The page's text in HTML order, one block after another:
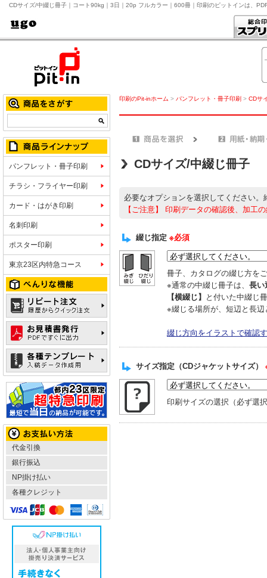
CDサイズ/中綴じ冊子｜コート90kg｜3日｜20p フルカラー｜600冊｜印刷のピットインは、
パンフレット・冊子印刷
チラシ・フライヤー印刷
カード・はがき印刷
名刺印刷
ポスター印刷
東京23区内特急コース
代金引換
銀行振込
NP掛け払い
各種クレジット
印刷のPit-inホーム > パンフレット・冊子印刷 > CDサ
CDサイズ/中綴じ冊子
必要なオプションを選択してください。
【ご注意】
印刷データの確認後、加工
綴じ指定 ※必須
冊子、カタログの綴じ方を
※通常の中綴じ冊子は、 長い
【横綴じ】
と付いた中綴じ
※綴じる場所が、短辺と長
綴じ方向をイラストで確認
サイズ指定（CDジャケットサイズ）
印刷サイズの選択（必ず選